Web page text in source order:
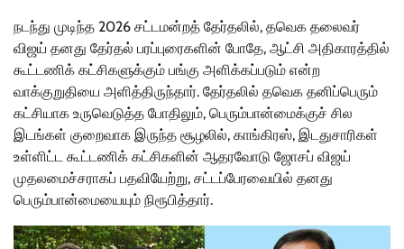
நடந்து முடிந்த 2026 சட்டமன்றத் தேர்தலில், தவெக தலைவர்
விஜய் தனது தேர்தல் பரப்புரைகளின் போதே, ஆட்சி அதிகாரத்தில்
கூட்டணிக் கட்சிகளுக்கும் பங்கு அளிக்கப்படும் என்ற
வாக்குறுதியை அளித்திருந்தார். தேர்தலில் தவெக தனிப்பெரும்
கட்சியாக உருவெடுத்த போதிலும், பெரும்பான்மைக்குச் சில
இடங்கள் குறைவாக இருந்த சூழலில், காங்கிரஸ், இடதுசாரிகள்
உள்ளிட்ட கூட்டணிக் கட்சிகளின் ஆதரவோடு ஜோசப் விஜய்
முதலமைச்சராகப் பதவியேற்று, சட்டப்பேரவையில் தனது
பெரும்பான்மையையும் நிரூபித்தார்.